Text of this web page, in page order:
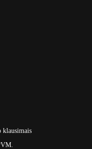
klausimais